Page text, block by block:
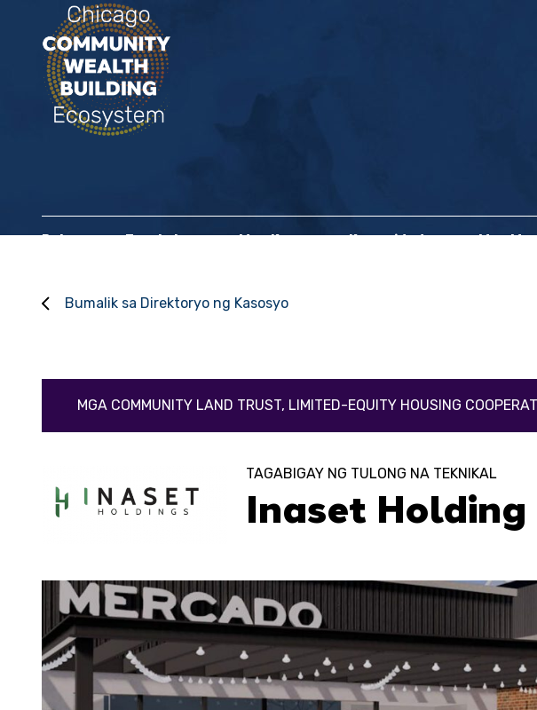
Bahay Tungkol sa Mga Kasosyo sa Komunidad Mga
Bumalik sa Direktoryo ng Kasosyo
MGA COMMUNITY LAND TRUST, LIMITED-EQUITY HOUSING
TAGABIGAY NG TULONG NA TEKNIKAL
Inaset Holding